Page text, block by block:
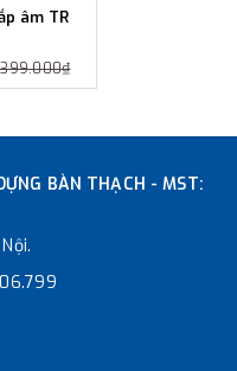
âm TR
BÀN THẠCH - MST: